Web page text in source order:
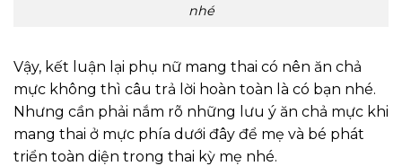
nhé
Vậy, kết luận lại phụ nữ mang thai có nên ăn chả
mực không thì câu trả lời hoàn toàn là có bạn nhé.
Nhưng cần phải nắm rõ những lưu ý ăn chả mực khi
mang thai ở mực phía dưới đây để mẹ và bé phát
triển toàn diện trong thai kỳ mẹ nhé.